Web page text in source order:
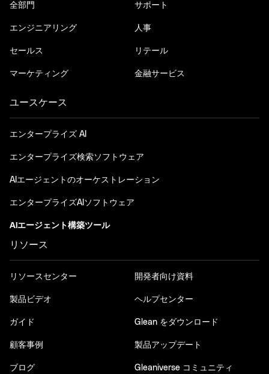
全部門
エンジニアリング
セールス
マーケティング
サポート
人事
リテール
金融サービス
ユースケース
エンタープライズ AI
エンタープライズ検索ソフトウェア
AIエージェントのオーケストレーション
エンタープライズAIソフトウェア
AIエージェント構築ツール
リソース
リソースセンター
製品ビデオ
ガイド
顧客事例
ブログ
開発者向け資料
ヘルプセンター
Glean をダウンロード
製品アップデート
Gleaniverse コミュニティ